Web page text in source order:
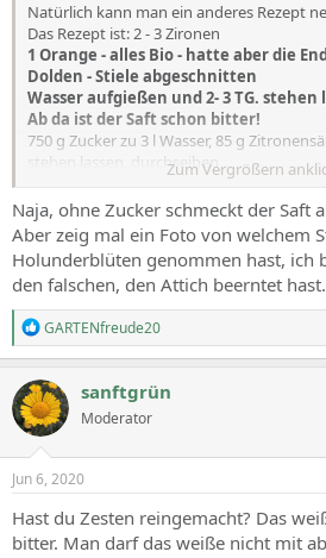
Natürlich kann man ein anderes Rezept
Das Rezept ist: 2 - 3 Zironen
1 Orange - alles Bio - hatte aber die
Dolden - Stiele abgeschnitten
Wasser aufgießen und 2- 3 TG. stehen
Ab da ist der Saft schon bitter!
750 g Zucker zu 3 l Wasser, 85 g
stehen lassen, durchseihen
Meine Frage ist auch, ob mein
dicker Stamm - kann ja kein Attich sein -
Zum Vergrößern
Naja, ohne Zucker schmeckt der Saft
Aber zeig mal ein Foto von welchem
Holunderblüten genommen hast, ich
den falschen, den Attich beerntet
R
e
a
c
t
i
o
n
GARTENfreude20
sanftgrün
Moderator
Jun 6, 2020
Hast du Zesten reingemacht? Das
bitter. Man darf das weiße nicht mit